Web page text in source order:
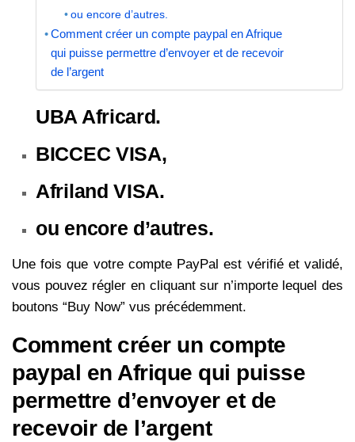
ou encore d’autres.
Comment créer un compte paypal en Afrique
qui puisse permettre d’envoyer et de recevoir
de l’argent
UBA Africard.
BICCEC VISA,
Afriland VISA.
ou encore d’autres.
Une fois que votre compte PayPal est vérifié et validé,
vous pouvez régler en cliquant sur n’importe lequel des
boutons “Buy Now” vus précédemment.
Comment créer un compte
paypal en Afrique qui puisse
permettre d’envoyer et de
recevoir de l’argent